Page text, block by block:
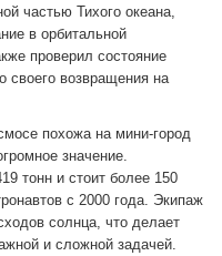
частью Тихого океана,
в орбитальной
проверил состояние
своего возвращения на
похожа на мини-город
значение.
тонн и стоит более 150
с 2000 года. Экипаж
солнца, что делает
и сложной задачей.